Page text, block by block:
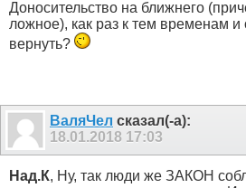
Доносительство на ближнего
ложное), как раз к тем временам и
вернуть?
ВаляЧел сказал(-а):
18.01.2018 17:03
Над.К, Ну, так люди же ЗАКОН